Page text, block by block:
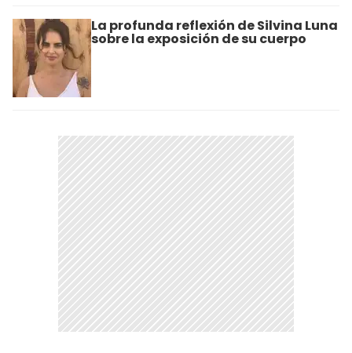
La profunda reflexión de Silvina Luna
sobre la exposición de su cuerpo